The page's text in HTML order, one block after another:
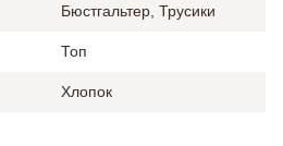
Бюстгальтер, Трусики
Топ
Хлопок